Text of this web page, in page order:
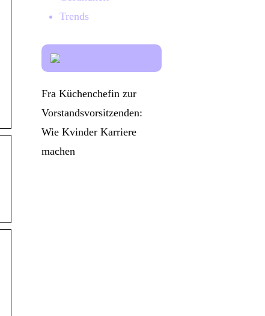
Trends
Fra Küchenchefin zur
Vorstandsvorsitzenden:
Wie Kvinder Karriere
machen